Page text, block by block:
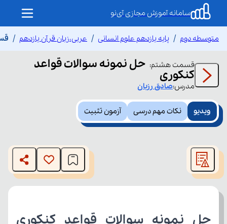
سامانه آموزش مجازی آی‌نو
متوسطه دوم پایه یازدهم علوم انسانی عربی،زبان قرآن یازدهم
قسمت هشتم: حل نمونه سوالات قواعد
کنکوری
مدرس:صادق رزبان
ویدیو نکات مهم درسی آزمون تثبیت
modal
window.
The media could not be loaded, either because the server
or network failed or because the format is not supported.